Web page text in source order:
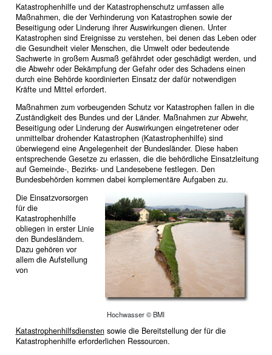
Katastrophenhilfe und der Katastrophenschutz umfassen alle
Maßnahmen, die der Verhinderung von Katastrophen sowie der
Beseitigung oder Linderung ihrer Auswirkungen dienen. Unter
Katastrophen sind Ereignisse zu verstehen, bei denen das Leben oder
die Gesundheit vieler Menschen, die Umwelt oder bedeutende
Sachwerte in großem Ausmaß gefährdet oder geschädigt werden, und
die Abwehr oder Bekämpfung der Gefahr oder des Schadens einen
durch eine Behörde koordinierten Einsatz der dafür notwendigen
Kräfte und Mittel erfordert.
Maßnahmen zum vorbeugenden Schutz vor Katastrophen fallen in die
Zuständigkeit des Bundes und der Länder. Maßnahmen zur Abwehr,
Beseitigung oder Linderung der Auswirkungen eingetretener oder
unmittelbar drohender Katastrophen (Katastrophenhilfe) sind
überwiegend eine Angelegenheit der Bundesländer. Diese haben
entsprechende Gesetze zu erlassen, die die behördliche Einsatzleitung
auf Gemeinde-, Bezirks- und Landesebene festlegen. Den
Bundesbehörden kommen dabei komplementäre Aufgaben zu.
Hochwasser © BMI
Die Einsatzvorsorgen
für die
Katastrophenhilfe
obliegen in erster Linie
den Bundesländern.
Dazu gehören vor
allem die Aufstellung
von
Katastrophenhilfsdienstensowie die Bereitstellung der für die
Katastrophenhilfe erforderlichen Ressourcen.